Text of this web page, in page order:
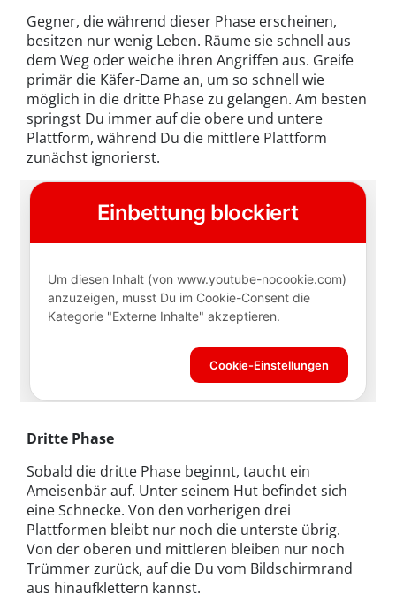
Gegner, die während dieser Phase erscheinen,
besitzen nur wenig Leben. Räume sie schnell aus
dem Weg oder weiche ihren Angriffen aus. Greife
primär die Käfer-Dame an, um so schnell wie
möglich in die dritte Phase zu gelangen. Am besten
springst Du immer auf die obere und untere
Plattform, während Du die mittlere Plattform
zunächst ignorierst.
Dritte Phase
Sobald die dritte Phase beginnt, taucht ein
Ameisenbär auf. Unter seinem Hut befindet sich
eine Schnecke. Von den vorherigen drei
Plattformen bleibt nur noch die unterste übrig.
Von der oberen und mittleren bleiben nur noch
Trümmer zurück, auf die Du vom Bildschirmrand
aus hinaufklettern kannst.